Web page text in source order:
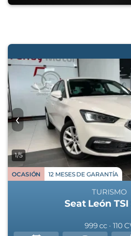
‹
1/5
OCASIÓN 12 MESES DE GARANTÍA
TURISMO
Seat León
999 cc · 110